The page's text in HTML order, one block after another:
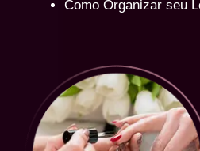
Como Organizar seu